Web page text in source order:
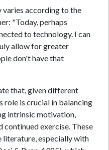
varies according to the
"Today, perhaps
to technology. I can
allow for greater
don't have that
that, given different
is crucial in balancing
intrinsic motivation,
exercise. These
literature, especially with